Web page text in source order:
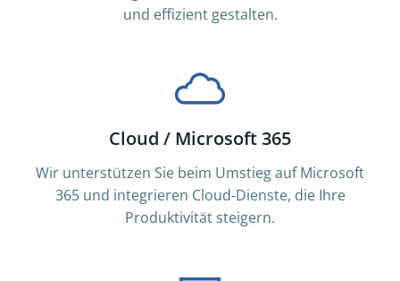
und effizient gestalten.
Cloud / Microsoft 365
Wir unterstützen Sie beim Umstieg auf Microsoft
365 und integrieren Cloud-Dienste, die Ihre
Produktivität steigern.